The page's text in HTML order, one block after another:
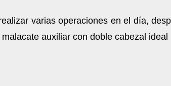
varias operaciones en el día,
auxiliar con doble cabezal